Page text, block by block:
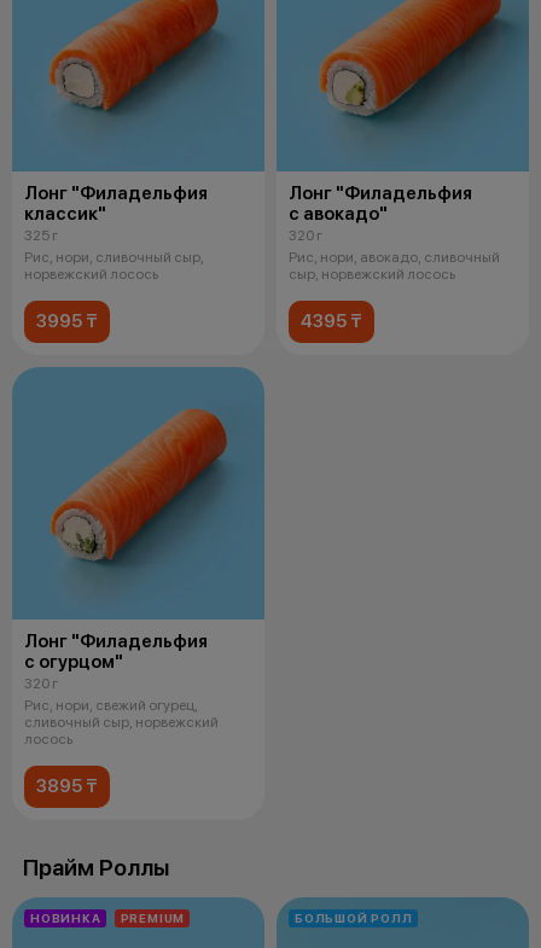
Лонг "Филадельфия
классик"
325 г
Рис, нори, сливочный сыр,
норвежский лосось
3995 ₸
Лонг "Филадельфия
с авокадо"
320 г
Рис, нори, авокадо, сливочный
сыр, норвежский лосось
4395 ₸
Лонг "Филадельфия
с огурцом"
320 г
Рис, нори, свежий огурец,
сливочный сыр, норвежский
лосось
3895 ₸
Прайм Роллы
НОВИНКА PREMIUM БОЛЬШОЙ РОЛЛ